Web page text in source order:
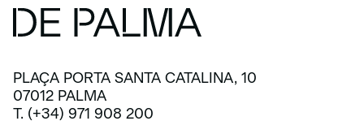
PLAÇA PORTA SANTA CATALINA, 10
07012 PALMA
T. (+34) 971 908 200